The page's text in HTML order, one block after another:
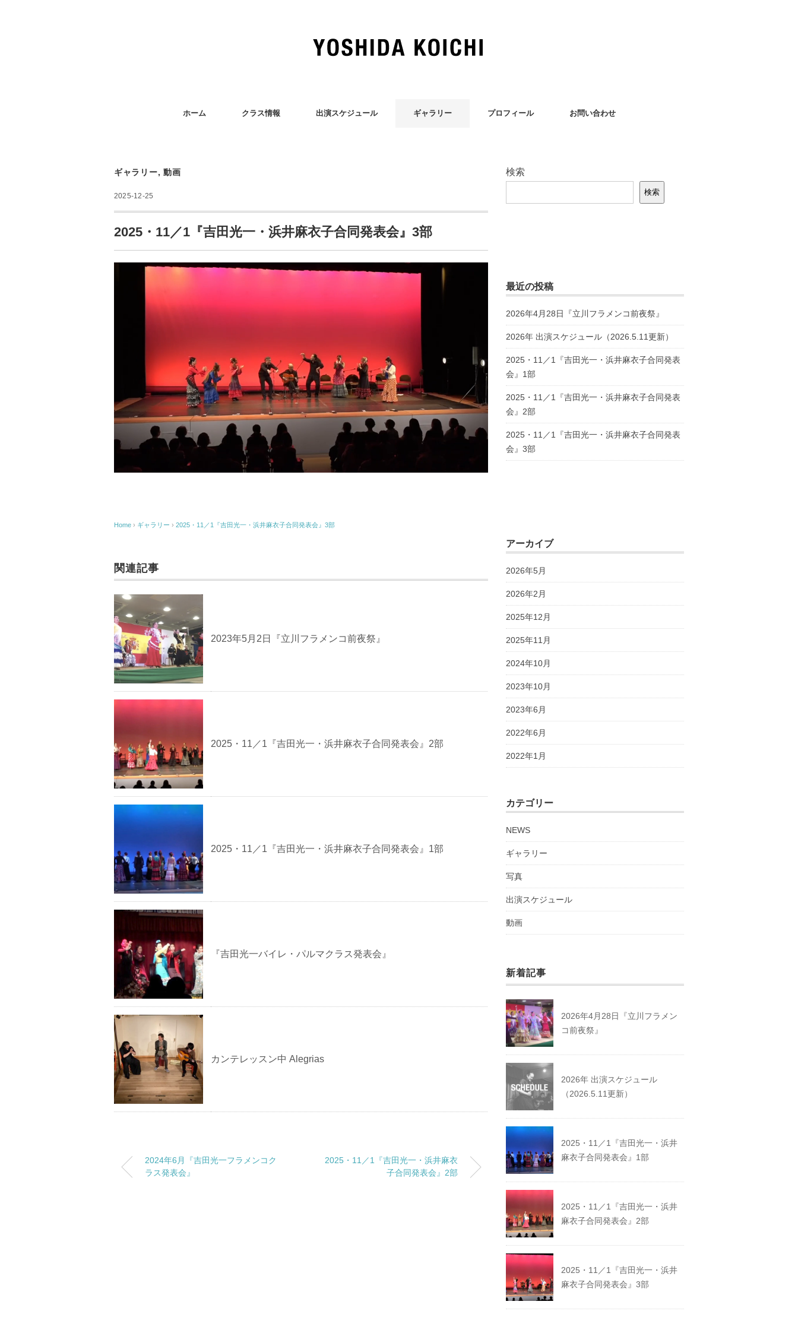
ホーム クラス情報 出演スケジュール ギャラリー プロフィール お問い合わせ
ギャラリー, 動画
2025-12-25
2025・11／1『吉田光一・浜井麻衣子合同発表会』3部
Home › ギャラリー › 2025・11／1『吉田光一・浜井麻衣子合同発表会』3部
関連記事
2023年5月2日『立川フラメンコ前夜祭』
2025・11／1『吉田光一・浜井麻衣子合同発表会』2部
2025・11／1『吉田光一・浜井麻衣子合同発表会』1部
『吉田光一バイレ・パルマクラス発表会』
カンテレッスン中 Alegrias
2024年6月『吉田光一フラメンコク
ラス発表会』
2025・11／1『吉田光一・浜井麻衣
子合同発表会』2部
検索
検索
最近の投稿
2026年4月28日『立川フラメンコ前夜祭』
2026年 出演スケジュール（2026.5.11更新）
2025・11／1『吉田光一・浜井麻衣子合同発表
会』1部
2025・11／1『吉田光一・浜井麻衣子合同発表
会』2部
2025・11／1『吉田光一・浜井麻衣子合同発表
会』3部
アーカイブ
2026年5月
2026年2月
2025年12月
2025年11月
2024年10月
2023年10月
2023年6月
2022年6月
2022年1月
カテゴリー
NEWS
ギャラリー
写真
出演スケジュール
動画
新着記事
2026年4月28日『立川フラメン
コ前夜祭』
2026年 出演スケジュール
（2026.5.11更新）
2025・11／1『吉田光一・浜井
麻衣子合同発表会』1部
2025・11／1『吉田光一・浜井
麻衣子合同発表会』2部
2025・11／1『吉田光一・浜井
麻衣子合同発表会』3部